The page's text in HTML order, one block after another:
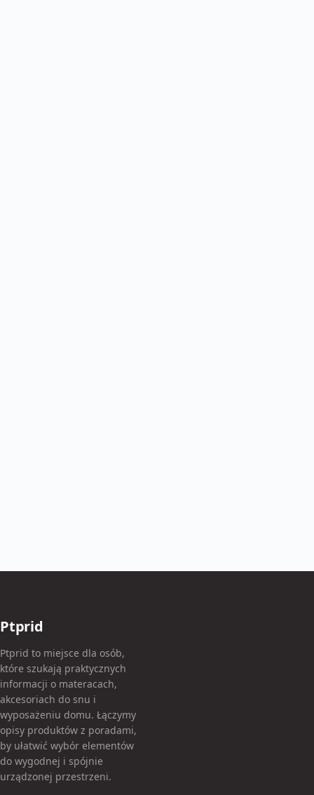
Ptprid
Ptprid to miejsce dla osób,
które szukają praktycznych
informacji o materacach,
akcesoriach do snu i
wyposażeniu domu. Łączymy
opisy produktów z poradami,
by ułatwić wybór elementów
do wygodnej i spójnie
urządzonej przestrzeni.